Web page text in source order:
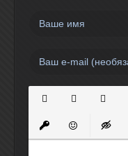
ВставитьВставить